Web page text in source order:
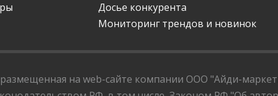
Досье конкурента
Мониторинг трендов и новинок
на web-сайте компании ООО "Айди-